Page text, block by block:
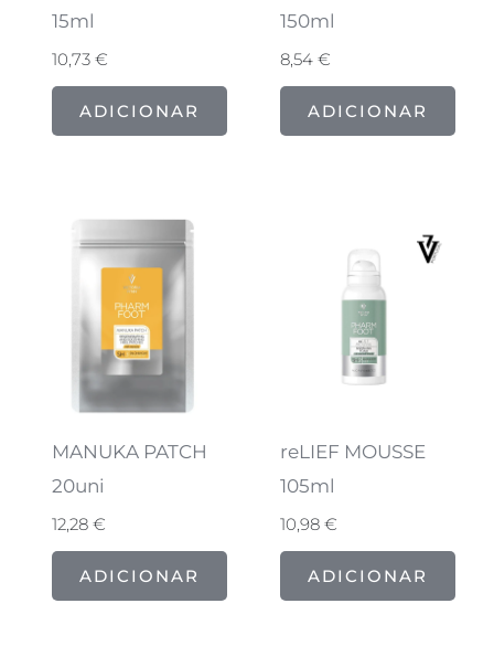
15ml
10,73 €
ADICIONAR
150ml
8,54€
ADICIONAR
MANUKA PATCH
20uni
12,28 €
ADICIONAR
reLIEF MOUSSE
105ml
10,98€
ADICIONAR